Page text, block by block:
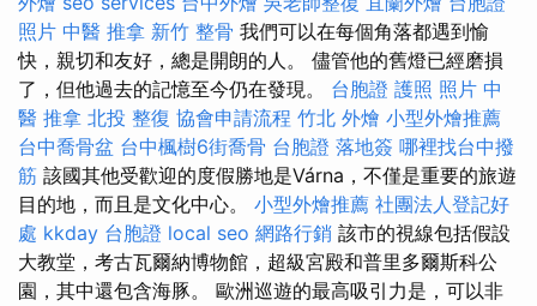
照片 中醫 推拿 新竹 整骨 我們可以在每個角落都遇到愉
快，親切和友好，總是開朗的人。 儘管他的舊燈已經磨損
了，但他過去的記憶至今仍在發現。 台胞證 護照 照片 中
醫 推拿 北投 整復 協會申請流程 竹北 外燴 小型外燴推薦
台中喬骨盆 台中楓樹6街喬骨 台胞證 落地簽 哪裡找台中撥
筋 該國其他受歡迎的度假勝地是Várna，不僅是重要的旅遊
目的地，而且是文化中心。 小型外燴推薦 社團法人登記好
處 kkday 台胞證 local seo 網路行銷 該市的視線包括假設
大教堂，考古瓦爾納博物館，超級宮殿和普里多爾斯科公
園，其中還包含海豚。 歐洲巡遊的最高吸引力是，可以非